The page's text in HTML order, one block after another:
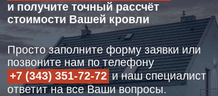
и получите точный рассчёт
стоимости Вашей кровли
Просто заполните форму заявки или
позвоните нам по телефону
+7 (343) 351-72-72 и наш специалист
ответит на все Ваши вопросы.